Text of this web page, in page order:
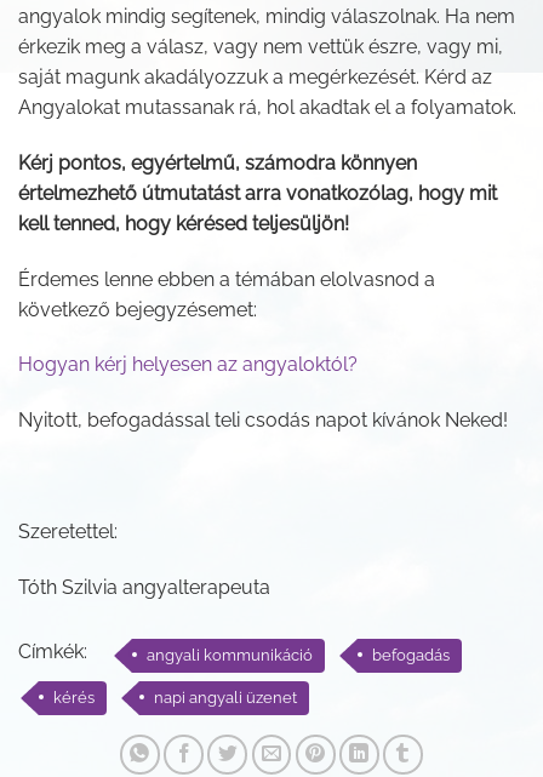
angyalok mindig segítenek, mindig válaszolnak. Ha nem
érkezik meg a válasz, vagy nem vettük észre, vagy mi,
saját magunk akadályozzuk a megérkezését. Kérd az
Angyalokat mutassanak rá, hol akadtak el a folyamatok.
Kérj pontos, egyértelmű, számodra könnyen
értelmezhető útmutatást arra vonatkozólag, hogy mit
kell tenned, hogy kérésed teljesüljön!
Érdemes lenne ebben a témában elolvasnod a
következő bejegyzésemet:
Hogyan kérj helyesen az angyaloktól?
Nyitott, befogadással teli csodás napot kívánok Neked!
Szeretettel:
Tóth Szilvia angyalterapeuta
Címkék: angyali kommunikáció befogadás
kérés napi angyali üzenet